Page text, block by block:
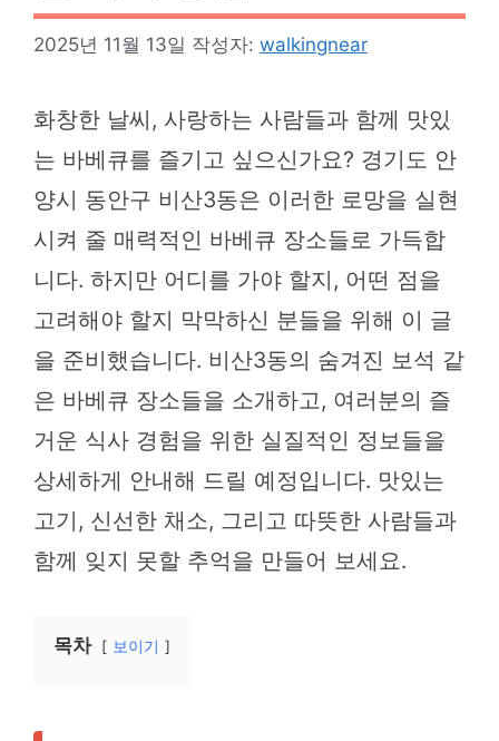
2025년 11월 13일 작성자: walkingnear
화창한 날씨, 사랑하는 사람들과 함께 맛있
는 바베큐를 즐기고 싶으신가요? 경기도 안
양시 동안구 비산3동은 이러한 로망을 실현
시켜 줄 매력적인 바베큐 장소들로 가득합
니다. 하지만 어디를 가야 할지, 어떤 점을
고려해야 할지 막막하신 분들을 위해 이 글
을 준비했습니다. 비산3동의 숨겨진 보석 같
은 바베큐 장소들을 소개하고, 여러분의 즐
거운 식사 경험을 위한 실질적인 정보들을
상세하게 안내해 드릴 예정입니다. 맛있는
고기, 신선한 채소, 그리고 따뜻한 사람들과
함께 잊지 못할 추억을 만들어 보세요.
목차 보이기